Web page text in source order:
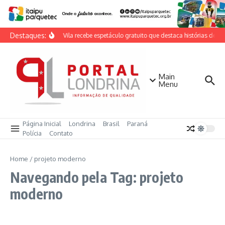
Ir para o conteúdo
Destaques:Casa da Vila recebe espetáculo gratuito que destaca histórias de
Main
Menu
Página Inicial Londrina Brasil
Paraná
Polícia
Contato
Home / projeto moderno
Navegando pela Tag: projeto
moderno